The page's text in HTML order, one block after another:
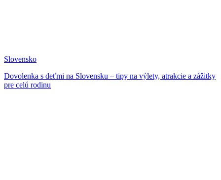
Slovensko
Dovolenka s deťmi na Slovensku – tipy na výlety, atrakcie a zážitky
pre celú rodinu